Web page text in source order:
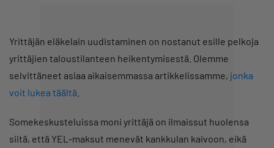
Yrittäjän eläkelain uudistaminen on nostanut esille pelkoja
yrittäjien taloustilanteen heikentymisestä. Olemme
selvittäneet asiaa aikaisemmassa artikkelissamme, jonka
voit lukea täältä
Somekeskusteluissa moni yrittäjä on ilmaissut huolensa
siitä, että YEL-maksut menevät kankkulan kaivoon, eikä